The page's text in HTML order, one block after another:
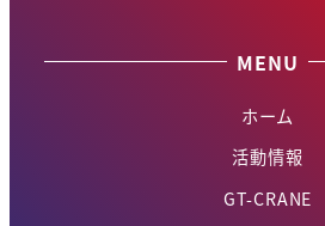
MENU
ホーム
活動情報
GT-CRANE